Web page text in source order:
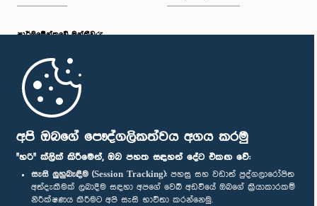
අපි ඔබගේ පෞද්ගලිකත්වය අගය කරමු
"හරි" ක්ලික් කිරීමෙන්, ඔබ පහත සඳහන් දේට එකඟ වේ:
සැසි ලුහුබැඳීම (Session Tracking): පහසු සහ වඩාත් පුද්ගලාරෝපිත
අත්දැකීමක් ලබාදීම සඳහා අපගේ වෙබ් අඩවියේ ඔබගේ ක්‍රියාකාරකම්
නිරීක්ෂණය කිරීමට අපි සැසි භාවිතා කරන්නෙමු.
පාර්ලි‌මේන්තුවේ මන්ත්‍රීවරු
මුල් පිටුව
පාර්ලිමේන්තු ජංගම යෙදුම